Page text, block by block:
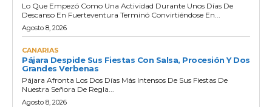
Lo Que Empezó Como Una Actividad Durante Unos Días De
Descanso En Fuerteventura Terminó Convirtiéndose En...
Agosto 8, 2026
CANARIAS
Pájara Despide Sus Fiestas Con Salsa, Procesión Y Dos
Grandes Verbenas
Pájara Afronta Los Dos Días Más Intensos De Sus Fiestas De
Nuestra Señora De Regla...
Agosto 8, 2026